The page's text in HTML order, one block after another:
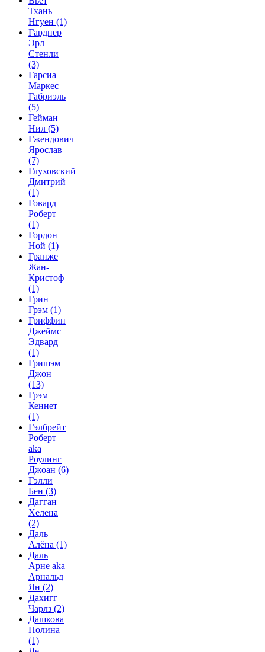
Тхань
Нгуен (1)
Гарднер
Эрл
Стенли
(3)
Гарсиа
Маркес
Габриэль
(5)
Гейман
Нил (5)
Гжендович
Ярослав
(7)
Глуховский
Дмитрий
(1)
Говард
Роберт
(1)
Гордон
Ной (1)
Гранже
Жан-
Кристоф
(1)
Грин
Грэм (1)
Гриффин
Джеймс
Эдвард
(1)
Гришэм
Джон
(13)
Грэм
Кеннет
(1)
Гэлбрейт
Роберт
aka
Роулинг
Джоан (6)
Гэлли
Бен (3)
Дагган
Хелена
(2)
Даль
Алёна (1)
Даль
Арне aka
Арнальд
Ян (2)
Дахигг
Чарлз (2)
Дашкова
Полина
(1)